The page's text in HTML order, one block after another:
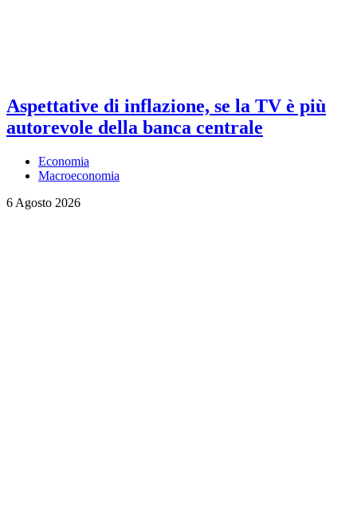
Aspettative di inflazione, se la TV è più
autorevole della banca centrale
Economia
Macroeconomia
6 Agosto 2026